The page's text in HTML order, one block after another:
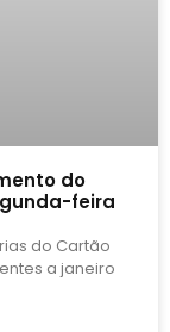
do
feira
do Cartão
a janeiro